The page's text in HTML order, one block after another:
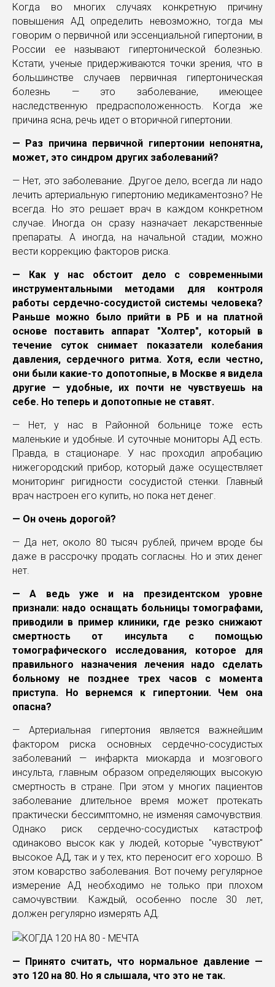
Когда во многих случаях конкретную причину
повышения АД определить невозможно, тогда мы
говорим о первичной или эссенциальной гипертонии, в
России ее называют гипертонической болезнью.
Кстати, ученые придерживаются точки зрения, что в
большинстве случаев первичная гипертоническая
болезнь — это заболевание, имеющее
наследственную предрасположенность. Когда же
причина ясна, речь идет о вторичной гипертонии.
— Раз причина первичной гипертонии непонятна,
может, это синдром других заболеваний?
— Нет, это заболевание. Другое дело, всегда ли надо
лечить артериальную гипертонию медикаментозно? Не
всегда. Но это решает врач в каждом конкретном
случае. Иногда он сразу назначает лекарственные
препараты. А иногда, на начальной стадии, можно
вести коррекцию факторов риска.
— Как у нас обстоит дело с современными
инструментальными методами для контроля
работы сердечно-сосудистой системы человека?
Раньше можно было прийти в РБ и на платной
основе поставить аппарат "Холтер", который в
течение суток снимает показатели колебания
давления, сердечного ритма. Хотя, если честно,
они были какие-то допотопные, в Москве я видела
другие — удобные, их почти не чувствуешь на
себе. Но теперь и допотопные не ставят.
— Нет, у нас в Районной больнице тоже есть
маленькие и удобные. И суточные мониторы АД есть.
Правда, в стационаре. У нас проходил апробацию
нижегородский прибор, который даже осуществляет
мониторинг ригидности сосудистой стенки. Главный
врач настроен его купить, но пока нет денег.
— Он очень дорогой?
— Да нет, около 80 тысяч рублей, причем вроде бы
даже в рассрочку продать согласны. Но и этих денег
нет.
— А ведь уже и на президентском уровне
признали: надо оснащать больницы томографами,
приводили в пример клиники, где резко снижают
смертность от инсульта с помощью
томографического исследования, которое для
правильного назначения лечения надо сделать
больному не позднее трех часов с момента
приступа. Но вернемся к гипертонии. Чем она
опасна?
— Артериальная гипертония является важнейшим
фактором риска основных сердечно-сосудистых
заболеваний — инфаркта миокарда и мозгового
инсульта, главным образом определяющих высокую
смертность в стране. При этом у многих пациентов
заболевание длительное время может протекать
практически бессимптомно, не изменяя самочувствия.
Однако риск сердечно-сосудистых катастроф
одинаково высок как у людей, которые "чувствуют"
высокое АД, так и у тех, кто переносит его хорошо. В
этом коварство заболевания. Вот почему регулярное
измерение АД необходимо не только при плохом
самочувствии. Каждый, особенно после 30 лет,
должен регулярно измерять АД.
— Принято считать, что нормальное давление —
это 120 на 80. Но я слышала, что это не так.